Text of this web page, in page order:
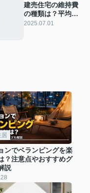
建売住宅の維持費
の種類は？平均金
額と抑える方法を
2025.07.01
居
ンでベランピングを楽
？注意点やおすすめグ
説